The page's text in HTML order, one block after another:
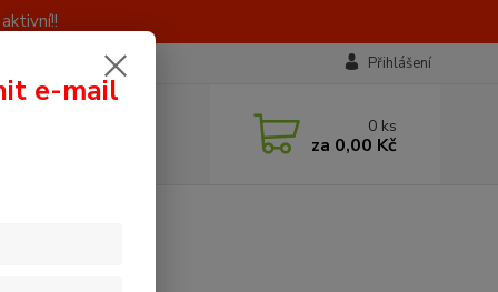
Přihlášení
rady? Zavolejte.
0 ks
za 0,00 Kč
e-mail